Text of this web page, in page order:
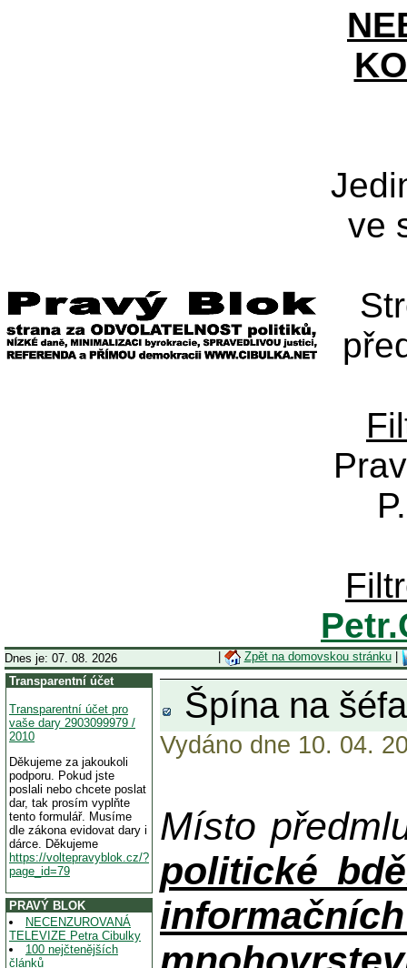
ve
Dnes je: 07. 08. 2026 Zpět na domovskou stránku|
Transparentní účet
Transparentní účet pro
vaše dary 2903099979 /
2010
Děkujeme za jakoukoli
podporu. Pokud jste
poslali nebo chcete poslat
dar, tak prosím vyplňte
tento formulář. Musíme
dle zákona evidovat dary i
dárce. Děkujeme
https://voltepravyblok.cz/?
page_id=79
PRAVÝ BLOK
NECENZUROVANÁ
TELEVIZE Petra Cibulky
100 nejčtenějších
článků
Špína na
Vydáno dne 10. 04.
Místo
politické